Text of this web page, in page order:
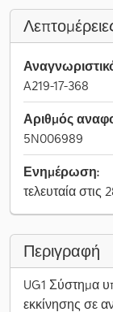
A219-17-368
Αριθμός
5N006989
Ενημέρωση:
τελευταία στις
Περιγραφή
UG1 Σύστημα
εκκίνησης σε